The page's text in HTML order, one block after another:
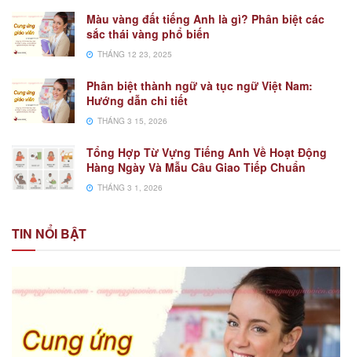
Màu vàng đất tiếng Anh là gì? Phân biệt các
sắc thái vàng phổ biến
THÁNG 12 23, 2025
Phân biệt thành ngữ và tục ngữ Việt Nam:
Hướng dẫn chi tiết
THÁNG 3 15, 2026
Tổng Hợp Từ Vựng Tiếng Anh Về Hoạt Động
Hàng Ngày Và Mẫu Câu Giao Tiếp Chuẩn
THÁNG 3 1, 2026
TIN NỔI BẬT